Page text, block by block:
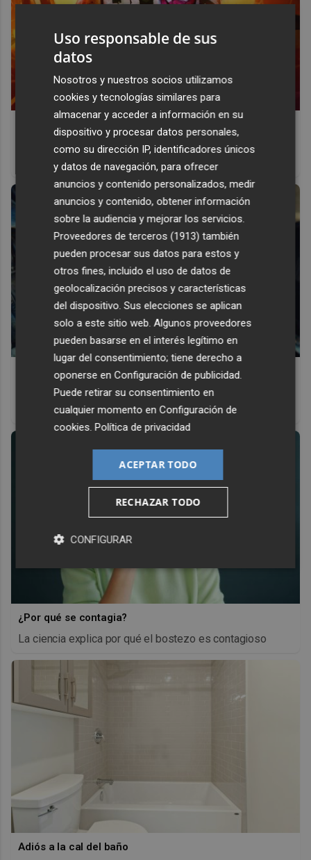
Corepunk MMORPG
Un verdadero MMORPG de la vieja escuela ¡Cómo los de
antes, pero mejor!
Pasaportes que abren puertas
Los pasaportes más poderosos del mundo, ¿está el
¿Por qué se contagia?
La ciencia explica por qué el bostezo es contagioso
Adiós a la cal del baño
Uso responsable de sus
datos
Nosotros y nuestros socios utilizamos
cookies y tecnologías similares para
almacenar y acceder a información en su
dispositivo y procesar datos personales,
como su dirección IP, identificadores únicos
y datos de navegación, para ofrecer
anuncios y contenido personalizados, medir
anuncios y contenido, obtener información
sobre la audiencia y mejorar los servicios.
Proveedores de terceros (1913) también
pueden procesar sus datos para estos y
otros fines, incluido el uso de datos de
geolocalización precisos y características
del dispositivo. Sus elecciones se aplican
solo a este sitio web. Algunos proveedores
pueden basarse en el interés legítimo en
lugar del consentimiento; tiene derecho a
oponerse enConfiguración de publicidad.
Puede retirar su consentimiento en
cualquier momento enConfiguración de
cookies.Política de privacidad
ACEPTAR TODO
RECHAZAR TODO
CONFIGURAR